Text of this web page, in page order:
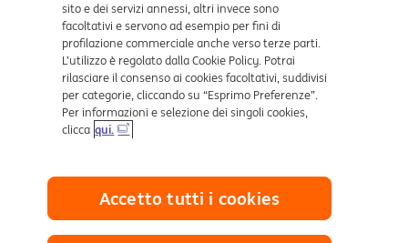
Certificazioni
Collegamenti utili
Mappa del sito
sito e dei servizi annessi, altri invece sono
facoltativi e servono ad esempio per fini di
profilazione commerciale anche verso terze parti.
L’utilizzo è regolato dalla Cookie Policy. Potrai
rilasciare il consenso ai cookies facoltativi, suddivisi
per categorie, cliccando su “Esprimo Preferenze”.
Per informazioni e selezione dei singoli cookies,
clicca qui.
Accetto tutti i cookies